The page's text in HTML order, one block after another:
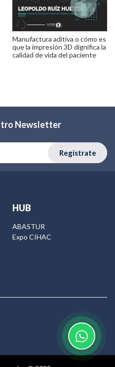
Manufactura aditiva o cómo es
que la impresión 3D dignifica la
calidad de vida del paciente
Newsletter
Regístrate
HUB
ABASTUR
Expo CIHAC